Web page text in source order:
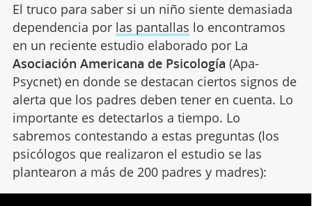
El truco para saber si un niño siente demasiada
dependencia por las pantallas lo encontramos
en un reciente estudio elaborado por La
Asociación Americana de Psicología (Apa-
Psycnet) en donde se destacan ciertos signos de
alerta que los padres deben tener en cuenta. Lo
importante es detectarlos a tiempo. Lo
sabremos contestando a estas preguntas (los
psicólogos que realizaron el estudio se las
plantearon a más de 200 padres y madres):